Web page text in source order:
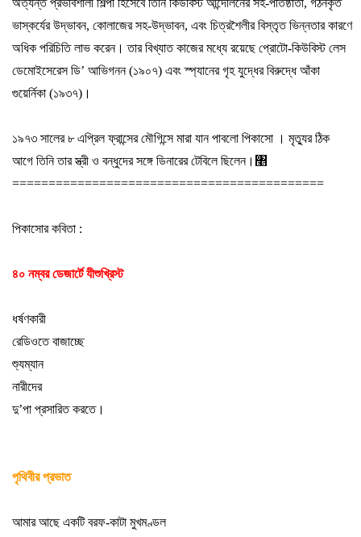
অত্যন্ত প্রভাবশালী শিল্পী হিসেবে তিনি কিউবিস্টআন্দোলনের সহ-পতিষ্ঠাতা, গঠনকৃত
ভাস্কর্যের উদ্ভাবন, কোলাজের সহ-উদ্ভাবন, এবং চিত্রশৈলীর বিস্তৃত ভিন্নতার কারণে
অধিক পরিচিতি লাভ করেন।তার বিখ্যাতকাজের মধ্যে রয়েছে প্রোটো-কিউবিস্ট লেস
ডেমোইসেরেস ডি’ আভিগনন (১৯০৭) এবংস্প্যানের গৃহ যুদ্ধের বিরুদ্ধে আঁকা
গুয়ের্নিকা (১৯৩৭) ।
১৯৭৩ সালের ৮ এপ্রিল ফ্রান্সের মৌগিন্সে মারা যান পাবলো পিকাসো । মৃত্যুর ঠিক
আগে তিনি তার স্ত্রী ও বন্ধুদের সঙ্গে ডিনারের টেবিলে ছিলেন। ৥
===========================================
পিকাসোর কবিতা :
৪০ নম্বর ডেজার্টে যীশুখ্রিস্ট
ধর্ষণকারী
রেডিওতে বাজাচ্ছে
শ্যুম্যান
নারীদের
দু’পা প্রসারিত করতে।
পৃথিবীর প্রভাত
আমার আছে একটি বরফ-কাটা মুখমণ্ডল